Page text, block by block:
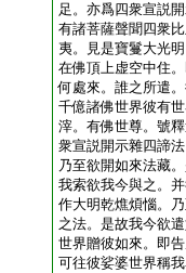
足。亦爲四衆宣説
有諸菩薩聲聞四衆
夷。見是寶鬘大光
在佛頂上虚空中住
何處來。誰之所遣
千億諸佛世界彼有
滓。有佛世尊。號
衆宣説開示雜四諦
乃至欲開如來法藏
我索欲我今與之。
作大明乾燋煩惱。
之法。是故我今欲
世界贈彼如來。即
可往彼娑婆世界稱